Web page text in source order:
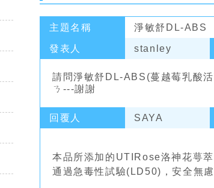
主題名稱 淨敏舒DL-ABS
發表人 stanley
請問淨敏舒DL-ABS(蔓越莓乳酸
ㄋ---謝謝
回覆人 SAYA
本品所添加的UTIRose洛神花萼
通過急毒性試驗(LD50)，安全無慮